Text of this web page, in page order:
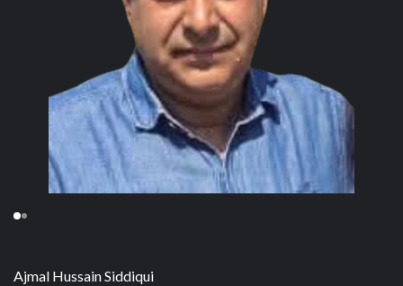
Ajmal Hussain Siddiqui